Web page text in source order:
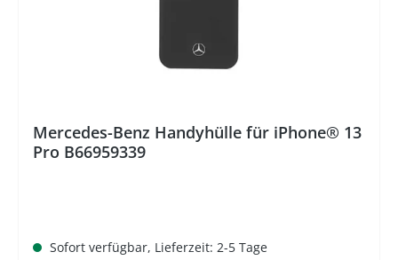
Mercedes-Benz Handyhülle für iPhone® 13
Pro B66959339
Sofort verfügbar, Lieferzeit: 2-5 Tage